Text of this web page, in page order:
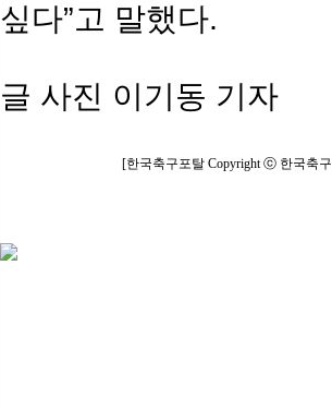
싶다”고 말했다.
글 사진 이기동 기자
[한국축구포탈 Copyright ⓒ 한국축